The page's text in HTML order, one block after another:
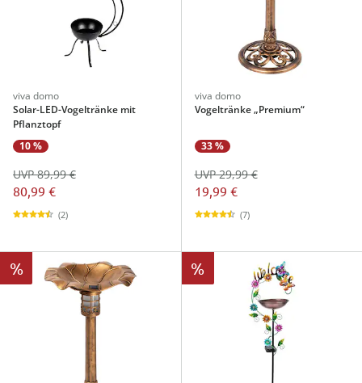
viva domo
Solar-LED-Vogeltränke mit
Pflanztopf
10 %
80,99 €
UVP 89,99 €
(2)
viva domo
Vogeltränke „Premium“
33 %
19,99 €
UVP 29,99 €
(7)
% %